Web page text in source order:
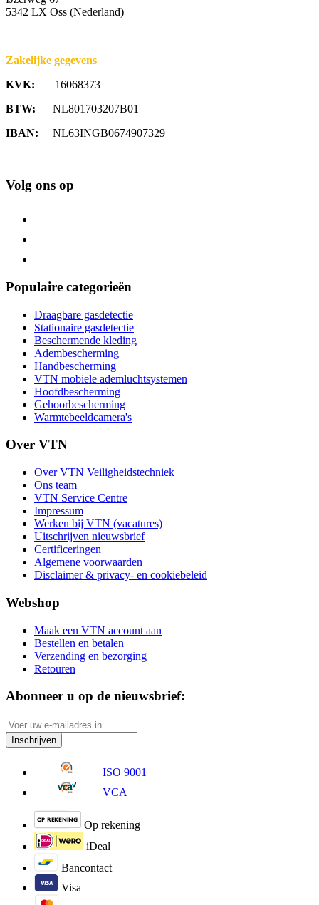
5342 LX Oss (Nederland)
Zakelijke gegevens
KVK: 16068373
BTW: NL801703207B01
IBAN: NL63INGB0674907329
Volg ons op
Populaire categorieën
Draagbare gasdetectie
Stationaire gasdetectie
Beschermende kleding
Adembescherming
Handbescherming
VTN mobiele ademluchtsystemen
Hoofdbescherming
Gehoorbescherming
Warmtebeeldcamera's
Over VTN
Over VTN Veiligheidstechniek
Ons team
VTN Service Centre
Impressum
Werken bij VTN (vacatures)
Uitschrijven nieuwsbrief
Certificeringen
Algemene voorwaarden
Disclaimer & privacy- en cookiebeleid
Webshop
Maak een VTN account aan
Bestellen en betalen
Verzending en bezorging
Retouren
Abonneer u op de nieuwsbrief:
Inschrijven
ISO 9001
VCA
Op rekening
iDeal
Bancontact
Visa